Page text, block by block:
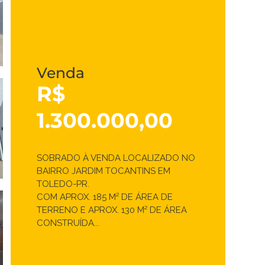
Venda
R$
1.300.000,00
SOBRADO À VENDA LOCALIZADO NO
BAIRRO JARDIM TOCANTINS EM
TOLEDO-PR.
COM APROX. 185 M² DE ÁREA DE
TERRENO E APROX. 130 M² DE ÁREA
CONSTRUÍDA...